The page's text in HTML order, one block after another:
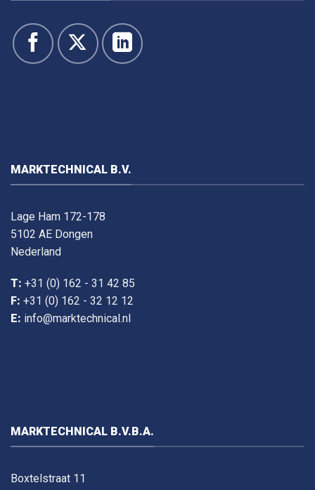
MARKTECHNICAL B.V.
Lage Ham 172-178
5102 AE Dongen
Nederland
T: +31 (0) 162 - 31 42 85
F: +31 (0) 162 - 32 12 12
E: info@marktechnical.nl
MARKTECHNICAL B.V.B.A.
Boxtelstraat 11